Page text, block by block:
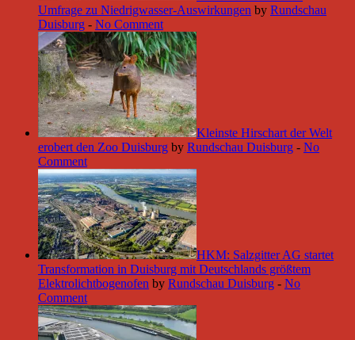
Umfrage zu Niedrigwasser-Auswirkungen by Rundschau
Duisburg - No Comment
Kleinste Hirschart der Welt
erobert den Zoo Duisburg by Rundschau Duisburg - No
Comment
HKM: Salzgitter AG startet
Transformation in Duisburg mit Deutschlands größtem
Elektrolichtbogenofen by Rundschau Duisburg - No
Comment